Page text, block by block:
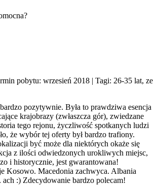
pobytu: wrzesień 2018 | Tagi: 26-35 lat, ze
pozytywnie. Była to prawdziwa esencja
krajobrazy (zwłaszcza gór), zwiedzane
tego rejonu, życzliwość spotkanych ludzi
że wybór tej oferty był bardzo trafiony.
być może dla niektórych okaże się
z ilości odwiedzonych urokliwych miejsc,
i historycznie, jest gwarantowana!
Kosowo. Macedonia zachwyca. Albania
:) Zdecydowanie bardzo polecam!